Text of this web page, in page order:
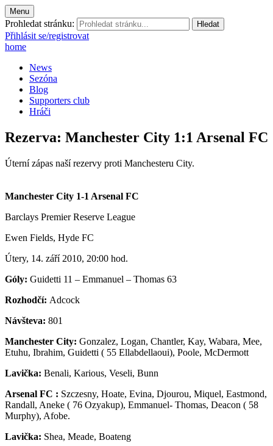
Menu
Prohledat stránku:
Přihlásit se/registrovat
home
News
Sezóna
Blog
Supporters club
Hráči
Rezerva: Manchester City 1:1 Arsenal FC
Úterní zápas naší rezervy proti Manchesteru City.
Manchester City 1-1 Arsenal FC
Barclays Premier Reserve League
Ewen Fields, Hyde FC
Útery, 14. září 2010, 20:00 hod.
Góly: Guidetti 11 – Emmanuel – Thomas 63
Rozhodčí: Adcock
Návšteva: 801
Manchester City: Gonzalez, Logan, Chantler, Kay, Wabara, Mee,
Etuhu, Ibrahim, Guidetti ( 55 Ellabdellaoui), Poole, McDermott
Lavička: Benali, Karious, Veseli, Bunn
Arsenal FC : Szczesny, Hoate, Evina, Djourou, Miquel, Eastmond,
Randall, Aneke ( 76 Ozyakup), Emmanuel- Thomas, Deacon ( 58
Murphy), Afobe.
Lavička: Shea, Meade, Boateng